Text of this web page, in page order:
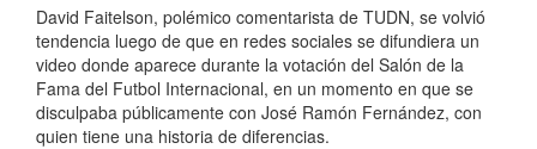
David Faitelson, polémico comentarista de TUDN, se volvió
tendencia luego de que en redes sociales se difundiera un
video donde aparece durante la votación del Salón de la
Fama del Futbol Internacional, en un momento en que se
disculpaba públicamente con José Ramón Fernández, con
quien tiene una historia de diferencias.